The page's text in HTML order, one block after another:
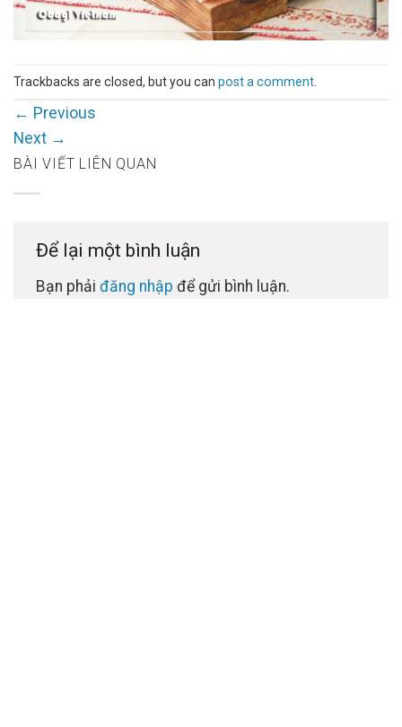
Trackbacks are closed, but you can post a comment
← Previous
Next →
BÀI VIẾT LIÊN QUAN
Để lại một bình luận
Bạn phải đăng nhập để gửi bình luận.